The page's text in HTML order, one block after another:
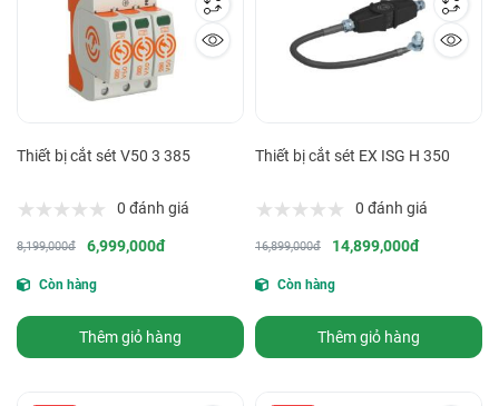
Thiết bị cắt sét V50 3 385
0 đánh giá
8,199,000đ 6,999,000đ
Còn hàng
Thêm giỏ hàng
Thiết bị cắt sét EX ISG H 350
0 đánh giá
16,899,000đ 14,899,000đ
Còn hàng
Thêm giỏ hàng